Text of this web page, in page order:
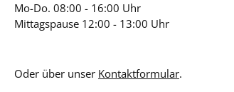
Mo-Do. 08:00 - 16:00 Uhr
Mittagspause 12:00 - 13:00 Uhr
Oder über unser Kontaktformular.